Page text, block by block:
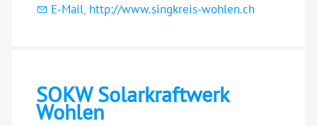
E-Mail, http://www.singkreis-wohlen.ch
SOKW Solarkraftwerk
Wohlen